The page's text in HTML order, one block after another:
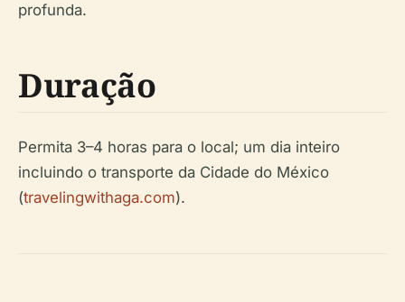
profunda.
Duração
Permita 3–4 horas para o local; um dia inteiro
incluindo o transporte da Cidade do México
(travelingwithaga.com).